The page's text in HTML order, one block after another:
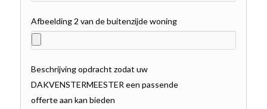
Afbeelding 2 van de buitenzijde woning
Beschrijving opdracht zodat uw
DAKVENSTERMEESTER een passende
offerte aan kan bieden